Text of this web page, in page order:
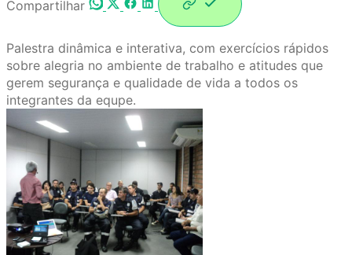
Compartilhar
Palestra dinâmica e interativa, com exercícios rápidos
sobre alegria no ambiente de trabalho e atitudes que
gerem segurança e qualidade de vida a todos os
integrantes da equpe.